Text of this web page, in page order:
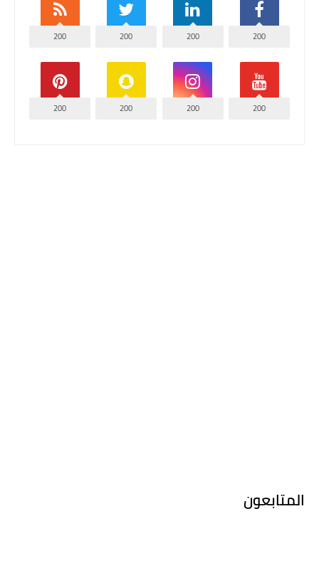
200
200
200
200
200
200
200
200
المتابعون